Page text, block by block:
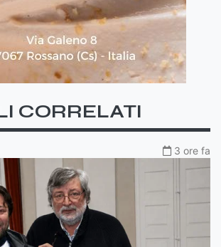
CORRELATI
3 ore fa